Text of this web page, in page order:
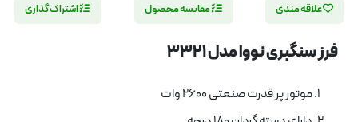
علاقه مندی مقایسه محصول اشتراک گذاری
فرز سنگبری نووا مدل 3321
موتور پر قدرت صنعتی 2600 وات